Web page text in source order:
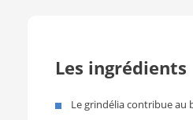
Les ingrédients
Le grindélia contribue au